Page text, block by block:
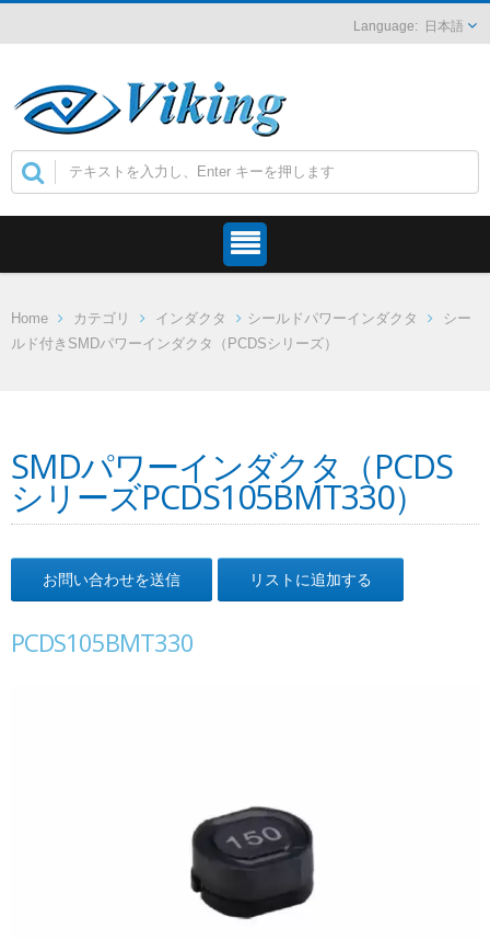
日本語
Home カテゴリ インダクタ シールドパワーインダクタ
シー
ルド付きSMDパワーインダクタ（PCDSシリーズ）
SMDパワーインダクタ（PCDS
シリーズPCDS105BMT330）
お問い合わせを送信 リストに追加する
PCDS105BMT330